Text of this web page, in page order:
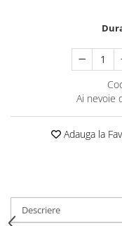
https://
https://
cauciucuri-bicicleta
Camere bicicleta
Cauciuc tubeless cu
Anvelope moto
Ai nevoie
Adauga la
Descriere